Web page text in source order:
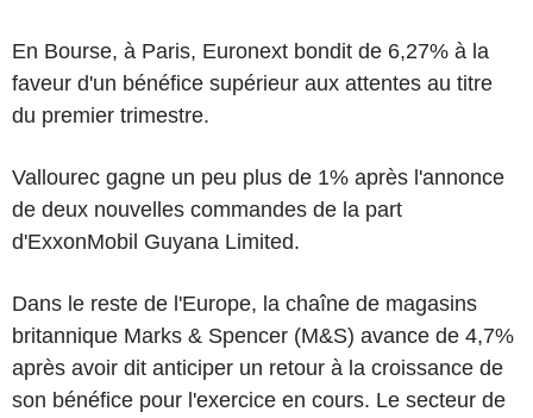
En Bourse, à Paris, Euronext bondit de 6,27% à la
faveur d'un bénéfice supérieur aux attentes au titre
du premier trimestre.
Vallourec gagne un peu plus de 1% après l'annonce
de deux nouvelles commandes de la part
d'ExxonMobil Guyana Limited.
Dans le reste de l'Europe, la chaîne de magasins
britannique Marks & Spencer (M&S) avance de 4,7%
après avoir dit anticiper un retour à la croissance de
son bénéfice pour l'exercice en cours. Le secteur de